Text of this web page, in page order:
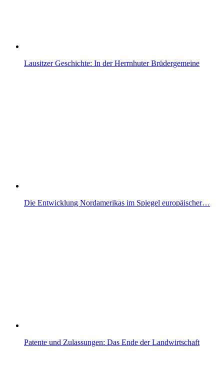
Lausitzer Geschichte: In der Herrnhuter Brüdergemeine
Die Entwicklung Nordamerikas im Spiegel europäischer…
Patente und Zulassungen: Das Ende der Landwirtschaft